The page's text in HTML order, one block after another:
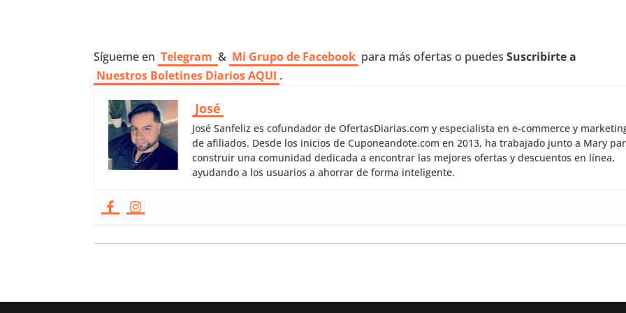
Sígueme en Telegram & Mi Grupo de Facebook para más ofertas o puedesSuscribirte a
Nuestros Boletines Diarios AQUI .
José
José Sanfeliz es cofundador de OfertasDiarias.com y especialista en e-commerce y
de afiliados. Desde los inicios de Cuponeandote.com en 2013, ha trabajado junto a Mary
construir una comunidad dedicada a encontrar las mejores ofertas y descuentos en línea,
ayudando a los usuarios a ahorrar de forma inteligente.